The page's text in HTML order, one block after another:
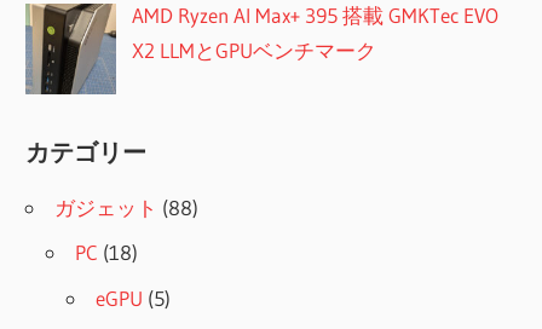
AMD Ryzen AI Max+ 395 搭載 GMKTec EVO
X2 LLMとGPUベンチマーク
カテゴリー
ガジェット (88)
PC (18)
eGPU (5)